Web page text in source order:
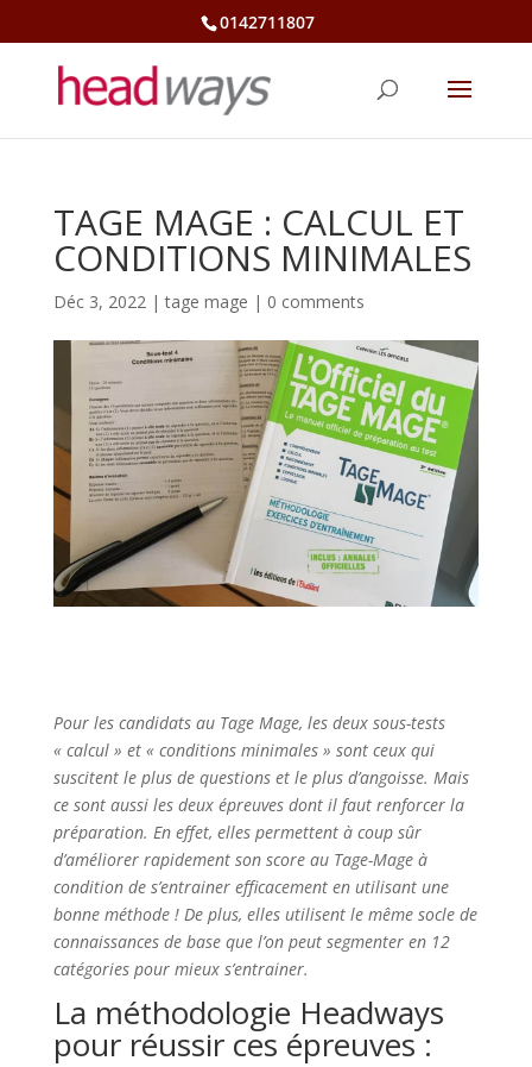
0142711807
TAGE MAGE : CALCUL ET
CONDITIONS MINIMALES
Déc 3, 2022|tage mage | 0 comments
Pour les candidats au Tage Mage, les deux sous-tests
« calcul » et « conditions minimales » sont ceux qui
suscitent le plus de questions et le plus d’angoisse. Mais
ce sont aussi les deux épreuves dont il faut renforcer la
préparation. En effet, elles permettent à coup sûr
d’améliorer rapidement son score au Tage-Mage à
condition de s’entrainer efficacement en utilisant une
bonne méthode ! De plus, elles utilisent le même socle de
connaissances de base que l’on peut segmenter en 12
catégories pour mieux s’entrainer.
La méthodologie Headways
pour réussir ces épreuves :